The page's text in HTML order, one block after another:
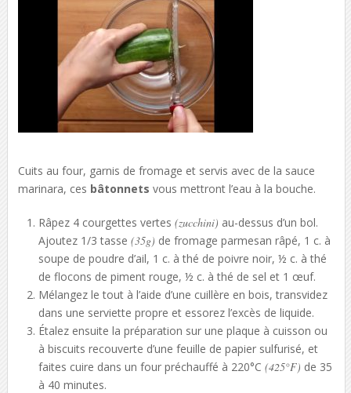
Cuits au four, garnis de fromage et servis avec de la sauce
marinara, ces bâtonnets vous mettront l’eau à la bouche.
Râpez 4 courgettes vertes(zucchini) au-dessus d’un bol.
Ajoutez 1/3 tasse(35g) de fromage parmesan râpé, 1 c. à
soupe de poudre d’ail, 1 c. à thé de poivre noir, ½ c. à thé
de flocons de piment rouge, ½ c. à thé de sel et 1 œuf.
Mélangez le tout à l’aide d’une cuillère en bois, transvidez
dans une serviette propre et essorez l’excès de liquide.
Étalez ensuite la préparation sur une plaque à cuisson ou
à biscuits recouverte d’une feuille de papier sulfurisé, et
faites cuire dans un four préchauffé à 220°C(425°F) de 35
à 40 minutes.